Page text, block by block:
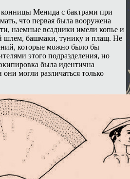
Менида с бактрами при
что первая была вооружена
наемные всадники имели копье и
шлем, башмаки, тунику и плащ. Не
которые можно было бы
этого подразделения, но
была идентична
могли различаться только